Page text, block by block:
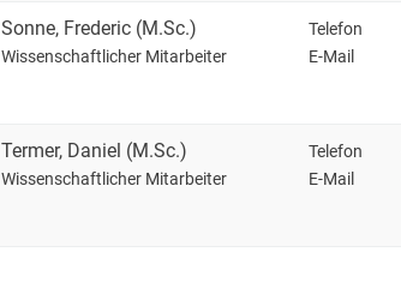
Sonne, Frederic (M.Sc.)
Wissenschaftlicher Mitarbeiter
Telefon
E-Mail
Termer, Daniel (M.Sc.)
Wissenschaftlicher Mitarbeiter
Telefon
E-Mail